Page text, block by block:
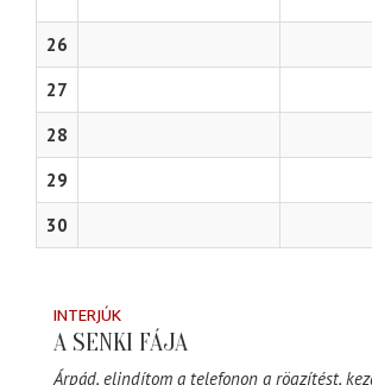
26
27
28
29
30
INTERJÚK
A SENKI FÁJA
Árpád, elindítom a telefonon a rögzítést,